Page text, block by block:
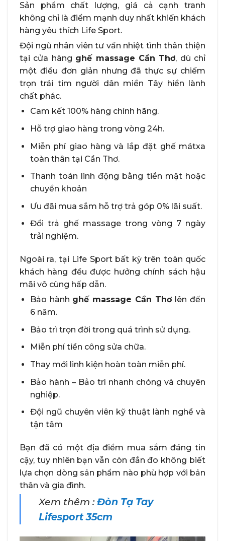
Sản phẩm chất lượng, giá cả cạnh tranh
không chỉ là điểm mạnh duy nhất khiến khách
hàng yêu thích Life Sport.
Đội ngũ nhân viên tư vấn nhiệt tình thân thiện
tại cửa hàng ghế massage Cần Thơ, dù chỉ
một điều đơn giản nhưng đã thực sự chiếm
trọn trái tim người dân miền Tây hiền lành
chất phác.
Cam kết 100% hàng chính hãng.
Hỗ trợ giao hàng trong vòng 24h.
Miễn phí giao hàng và lắp đặt ghế mátxa
toàn thân tại Cần Thơ.
Thanh toán linh động bằng tiền mặt hoặc
chuyển khoản
Ưu đãi mua sắm hỗ trợ trả góp 0% lãi suất.
Đổi trả ghế massage trong vòng 7 ngày
trải nghiệm.
Ngoài ra, tại Life Sport bất kỳ trên toàn quốc
khách hàng đều được hưởng chính sách hậu
mãi vô cùng hấp dẫn.
Bảo hành ghế massage Cần Thơ lên đến
6 năm.
Bảo trì trọn đời trong quá trình sử dụng.
Miễn phí tiền công sửa chữa.
Thay mới linh kiện hoàn toàn miễn phí.
Bảo hành – Bảo trì nhanh chóng và chuyên
nghiệp.
Đội ngũ chuyên viên kỹ thuật lành nghề và
tận tâm
Bạn đã có một địa điểm mua sắm đáng tin
cậy, tuy nhiên bạn vẫn còn đắn đo không biết
lựa chọn dòng sản phẩm nào phù hợp với bản
thân và gia đình.
Xem thêm :Đòn Tạ Tay
Lifesport 35cm